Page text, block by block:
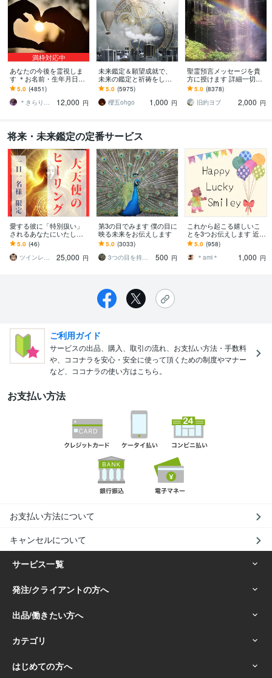
満枠対応中
あなたの今後を霊視しま
す ＊お名前・生年月日不
要・お写真のみで大丈夫
です＊
5.0 (4851)
＊きらりん＊
12,000 円
未来鑑定＆願望成就で、
未来の鑑定と祈祷をしま
す 霊視による未来鑑定と
願望成就の祈祷セット
5.0 (5975)
櫻五ohgo
1,000 円
聖霊預言メッセージを貴
方に授けます 詳細一切聞
かずに霊的預言メッセー
ジを貴方にお伝え致しま
す。
5.0 (8378)
旧約ヨブ
2,000 円
将来・未来鑑定の定番サービス
愛する彼に「特別扱い」
されるあなたにいたしま
す 本気の方に。上級ヒー
リング「大天使様のご加
護」で愛され人へ
5.0 (46)
ツインレイ縁結び専門鑑定士✢神結シオン✢
25,000 円
第3の目でみます 僕の目に
映る未来をお伝えします
5.0 (3033)
3つの目を持つ男 純一
500 円
これから起こる嬉しいこ
とを3つお伝えします 近未
来で起こるあなたの喜び
に触れましょう♪☺︎♪
5.0 (958)
＊ami＊
1,000 円
ご利用ガイド
サービスの出品、購入、取引の流れ、お支払い方法・手数料
や、ココナラを安心・安全に使って頂くための制度やマナー
など、ココナラの使い方はこちら。
お支払い方法
お支払い方法について
キャンセルについて